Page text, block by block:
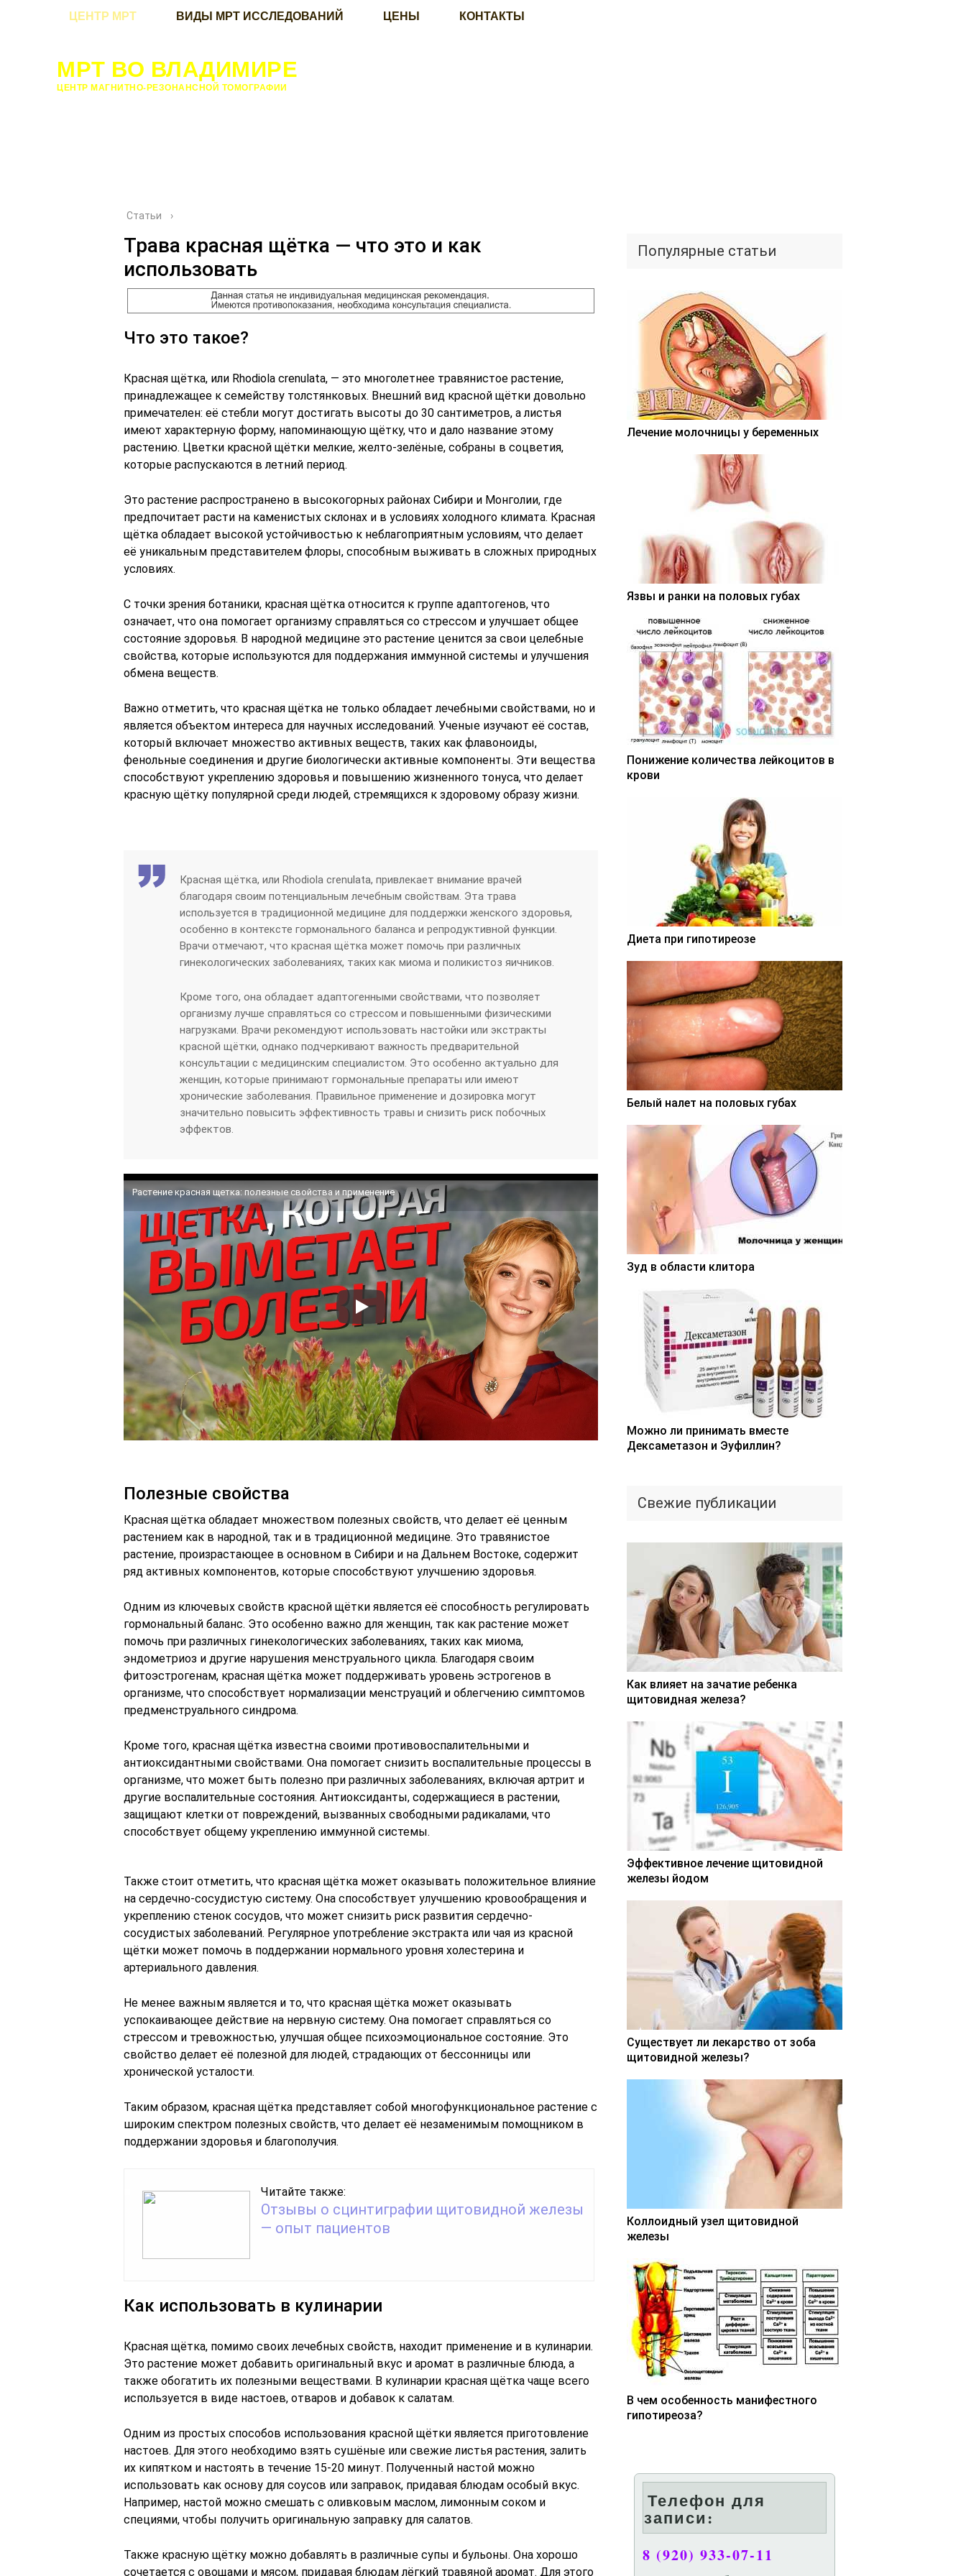
ЦЕНТР МРТ ВИДЫ МРТ ИССЛЕДОВАНИЙ ЦЕНЫ КОНТАКТЫ
МРТ ВО ВЛАДИМИРЕ
ЦЕНТР МАГНИТНО-РЕЗОНАНСНОЙ ТОМОГРАФИИ
Статьи ›
Трава красная щётка — что это и как
использовать
Что это такое?
Красная щётка, или Rhodiola crenulata, — это многолетнее травянистое растение,
принадлежащее к семейству толстянковых. Внешний вид красной щётки довольно
примечателен: её стебли могут достигать высоты до 30 сантиметров, а листья
имеют характерную форму, напоминающую щётку, что и дало название этому
растению. Цветки красной щётки мелкие, желто-зелёные, собраны в соцветия,
которые распускаются в летний период.
Это растение распространено в высокогорных районах Сибири и Монголии, где
предпочитает расти на каменистых склонах и в условиях холодного климата. Красная
щётка обладает высокой устойчивостью к неблагоприятным условиям, что делает
её уникальным представителем флоры, способным выживать в сложных природных
условиях.
С точки зрения ботаники, красная щётка относится к группе адаптогенов, что
означает, что она помогает организму справляться со стрессом и улучшает общее
состояние здоровья. В народной медицине это растение ценится за свои целебные
свойства, которые используются для поддержания иммунной системы и улучшения
обмена веществ.
Важно отметить, что красная щётка не только обладает лечебными свойствами, но и
является объектом интереса для научных исследований. Ученые изучают её состав,
который включает множество активных веществ, таких как флавоноиды,
фенольные соединения и другие биологически активные компоненты. Эти вещества
способствуют укреплению здоровья и повышению жизненного тонуса, что делает
красную щётку популярной среди людей, стремящихся к здоровому образу жизни.
Красная щётка, или Rhodiola crenulata, привлекает внимание врачей
благодаря своим потенциальным лечебным свойствам. Эта трава
используется в традиционной медицине для поддержки женского здоровья,
особенно в контексте гормонального баланса и репродуктивной функции.
Врачи отмечают, что красная щётка может помочь при различных
гинекологических заболеваниях, таких как миома и поликистоз яичников.
Кроме того, она обладает адаптогенными свойствами, что позволяет
организму лучше справляться со стрессом и повышенными физическими
нагрузками. Врачи рекомендуют использовать настойки или экстракты
красной щётки, однако подчеркивают важность предварительной
консультации с медицинским специалистом. Это особенно актуально для
женщин, которые принимают гормональные препараты или имеют
хронические заболевания. Правильное применение и дозировка могут
значительно повысить эффективность травы и снизить риск побочных
эффектов.
Растение красная щетка: полезные свойства и применение
Полезные свойства
Красная щётка обладает множеством полезных свойств, что делает её ценным
растением как в народной, так и в традиционной медицине. Это травянистое
растение, произрастающее в основном в Сибири и на Дальнем Востоке, содержит
ряд активных компонентов, которые способствуют улучшению здоровья.
Одним из ключевых свойств красной щётки является её способность регулировать
гормональный баланс. Это особенно важно для женщин, так как растение может
помочь при различных гинекологических заболеваниях, таких как миома,
эндометриоз и другие нарушения менструального цикла. Благодаря своим
фитоэстрогенам, красная щётка может поддерживать уровень эстрогенов в
организме, что способствует нормализации менструаций и облегчению симптомов
предменструального синдрома.
Кроме того, красная щётка известна своими противовоспалительными и
антиоксидантными свойствами. Она помогает снизить воспалительные процессы в
организме, что может быть полезно при различных заболеваниях, включая артрит и
другие воспалительные состояния. Антиоксиданты, содержащиеся в растении,
защищают клетки от повреждений, вызванных свободными радикалами, что
способствует общему укреплению иммунной системы.
Также стоит отметить, что красная щётка может оказывать положительное влияние
на сердечно-сосудистую систему. Она способствует улучшению кровообращения и
укреплению стенок сосудов, что может снизить риск развития сердечно-
сосудистых заболеваний. Регулярное употребление экстракта или чая из красной
щётки может помочь в поддержании нормального уровня холестерина и
артериального давления.
Не менее важным является и то, что красная щётка может оказывать
успокаивающее действие на нервную систему. Она помогает справляться со
стрессом и тревожностью, улучшая общее психоэмоциональное состояние. Это
свойство делает её полезной для людей, страдающих от бессонницы или
хронической усталости.
Таким образом, красная щётка представляет собой многофункциональное растение с
широким спектром полезных свойств, что делает её незаменимым помощником в
поддержании здоровья и благополучия.
Читайте также:
Отзывы о сцинтиграфии щитовидной железы
— опыт пациентов
Как использовать в кулинарии
Красная щётка, помимо своих лечебных свойств, находит применение и в кулинарии.
Это растение может добавить оригинальный вкус и аромат в различные блюда, а
также обогатить их полезными веществами. В кулинарии красная щётка чаще всего
используется в виде настоев, отваров и добавок к салатам.
Одним из простых способов использования красной щётки является приготовление
настоев. Для этого необходимо взять сушёные или свежие листья растения, залить
их кипятком и настоять в течение 15-20 минут. Полученный настой можно
использовать как основу для соусов или заправок, придавая блюдам особый вкус.
Например, настой можно смешать с оливковым маслом, лимонным соком и
специями, чтобы получить оригинальную заправку для салатов.
Также красную щётку можно добавлять в различные супы и бульоны. Она хорошо
сочетается с овощами и мясом, придавая блюдам лёгкий травяной аромат. Для этого
Популярные статьи
Лечение молочницы у беременных
Язвы и ранки на половых губах
Понижение количества лейкоцитов в
крови
Диета при гипотиреозе
Белый налет на половых губах
Зуд в области клитора
Можно ли принимать вместе
Дексаметазон и Эуфиллин?
Свежие публикации
Как влияет на зачатие ребенка
щитовидная железа?
Эффективное лечение щитовидной
железы йодом
Существует ли лекарство от зоба
щитовидной железы?
Коллоидный узел щитовидной
железы
В чем особенность манифестного
гипотиреоза?
Телефон для
записи:
8 (920) 933-07-11